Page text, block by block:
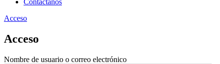
Acceso
Acceso
Nombre de usuario o correo electrónico